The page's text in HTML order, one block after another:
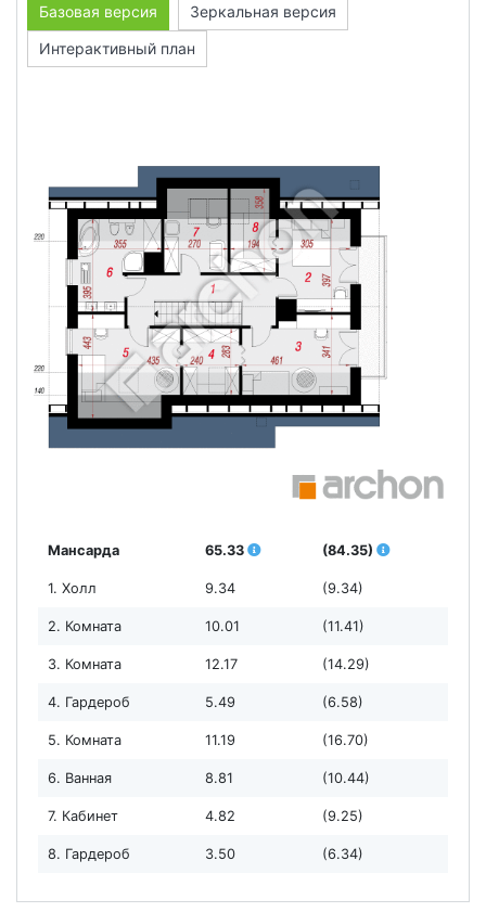
Базовая версия
Зеркальная версия
Интерактивный план
Мансарда 65.33 (84.35)
1. Холл 9.34 (9.34)
2. Комната 10.01 (11.41)
3. Комната 12.17 (14.29)
4. Гардероб 5.49 (6.58)
5. Комната 11.19 (16.70)
6. Ванная 8.81 (10.44)
7. Кабинет 4.82 (9.25)
8. Гардероб 3.50 (6.34)